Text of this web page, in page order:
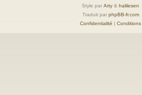
Style par Arty & halilesen
Traduit par phpBB-fr.com
Confidentialité | Conditions